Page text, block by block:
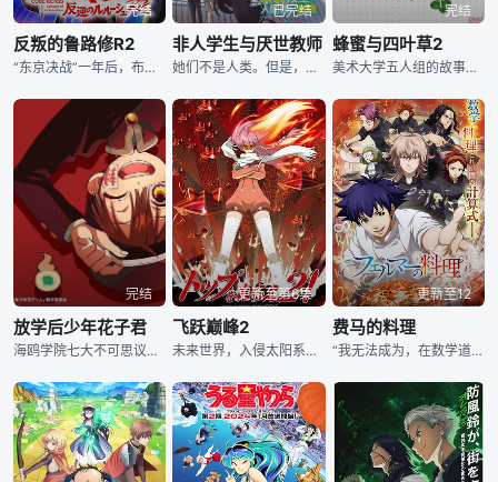
完结
反叛的鲁路修R2
“东京决战”一年后，布里塔尼亚少年鲁路修在11区（原日本国）过着平凡的学生生活。但是，鲁路修与弟弟罗洛的一次出行，遇到了黑色骑士团的余党。在与少女C.C再次结成契约之后，尘封的记忆摆在了鲁路修的面
已完结
非人学生与厌世教师
她们不是人类。但是，比任何人都憧憬着人类 对人间关系有心理阴影的奔三NEET：人间零。这样的我，刚想着要转职山清水秀的山区学校，过着优哉游哉的复健教师生活——那儿居然是为了让人外成为人类而设立的女
完结
蜂蜜与四叶草2
美术大学五人组的故事仍在继续。竹本（神谷浩史 配音）结束了寻找自我的单车之旅，在盛放烟火的晚上对阿久（工藤晴香 配音）说出了那句“我喜欢你。”山田（高桥美佳子 配音）依旧陷在单恋真山（杉田智和 配
完结
放学后少年花子君
海鸥学院七大不可思议之一“厕所里的花子君”和他的助手八寻宁宁。在没有大事发生的时候都在做什幺呢？
更新至第6集
飞跃巅峰2
未来世界，入侵太阳系的宇宙怪兽军团没有结束。 具有超能力，能够召唤大型机器人少男少女们——“TOPLESS”们组成了宇宙怪兽攻击部队，以此保护太阳系。 少女诺诺崇拜传说中的宇宙飞行员诺诺利利，
更新至12
费马的料理
“我无法成为，在数学道路上发现这个世界真理的人……”立志成为数学家并以数学奥林匹克为目标的遭遇挫折的数学少年·岳。在奖学金被中止、靠学校饭堂打工来挣学费的虚度光阴的日子里，岳突然遇到了一位天才厨师。当“数学”与“料理”交错之时，通往未知的美食世界的帷幕拉开了——！！